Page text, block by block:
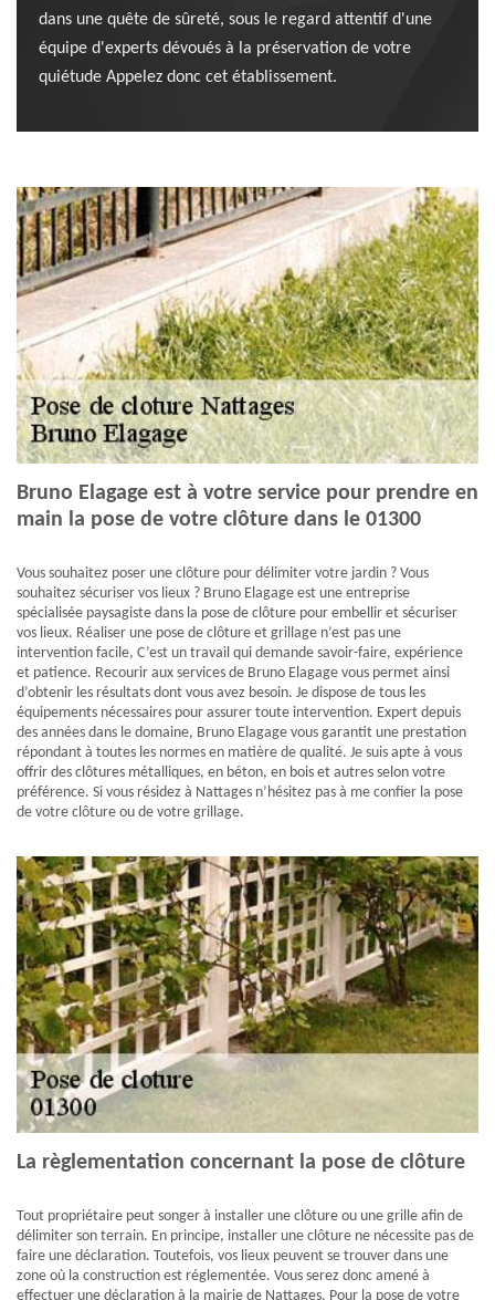
dans une quête de sûreté, sous le regard attentif d'une
équipe d'experts dévoués à la préservation de votre
quiétude Appelez donc cet établissement.
Bruno Elagage est à votre service pour prendre en
main la pose de votre clôture dans le 01300
Vous souhaitez poser une clôture pour délimiter votre jardin ? Vous
souhaitez sécuriser vos lieux ? Bruno Elagage est une entreprise
spécialisée paysagiste dans la pose de clôture pour embellir et sécuriser
vos lieux. Réaliser une pose de clôture et grillage n’est pas une
intervention facile, C’est un travail qui demande savoir-faire, expérience
et patience. Recourir aux services de Bruno Elagage vous permet ainsi
d’obtenir les résultats dont vous avez besoin. Je dispose de tous les
équipements nécessaires pour assurer toute intervention. Expert depuis
des années dans le domaine, Bruno Elagage vous garantit une prestation
répondant à toutes les normes en matière de qualité. Je suis apte à vous
offrir des clôtures métalliques, en béton, en bois et autres selon votre
préférence. Si vous résidez à Nattages n’hésitez pas à me confier la pose
de votre clôture ou de votre grillage.
La règlementation concernant la pose de clôture
Tout propriétaire peut songer à installer une clôture ou une grille afin de
délimiter son terrain. En principe, installer une clôture ne nécessite pas de
faire une déclaration. Toutefois, vos lieux peuvent se trouver dans une
zone où la construction est réglementée. Vous serez donc amené à
effectuer une déclaration à la mairie de Nattages. Pour la pose de votre